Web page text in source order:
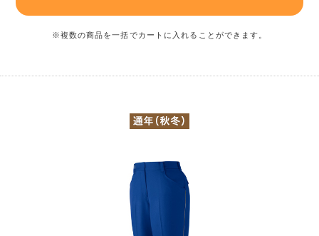
※複数の商品を一括でカートに入れることができます。